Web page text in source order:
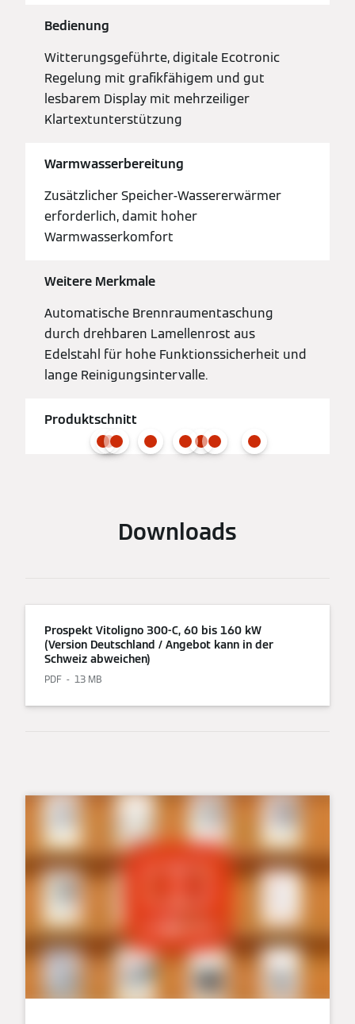
Bedienung
Witterungsgeführte, digitale Ecotronic
Regelung mit grafikfähigem und gut
lesbarem Display mit mehrzeiliger
Klartextunterstützung
Warmwasserbereitung
Zusätzlicher Speicher-Wassererwärmer
erforderlich, damit hoher
Warmwasserkomfort
Weitere Merkmale
Automatische Brennraumentaschung
durch drehbaren Lamellenrost aus
Edelstahl für hohe Funktionssicherheit und
lange Reinigungsintervalle.
Produktschnitt
Downloads
Prospekt Vitoligno 300-C, 60 bis 160 kW
(Version Deutschland / Angebot kann in der
Schweiz abweichen)
PDF 13 MB